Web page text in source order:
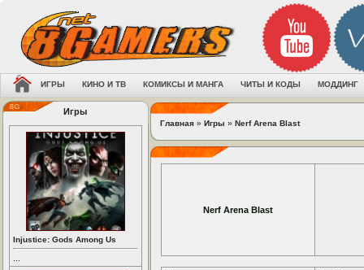
ИГРЫ КИНО И ТВ КОМИКСЫ И МАНГА ЧИТЫ И КОДЫ МОДДИНГ
Игры
Injustice: Gods Among Us
Главная » Игры » Nerf Arena Blast
Nerf Arena Blast